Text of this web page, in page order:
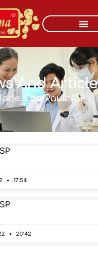
And Article
São Paulo/SP
17:54
20:42